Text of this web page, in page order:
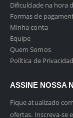
Dificuldade na hora
Formas de
Minha conta
Equipe
Quem Somos
Política de
ASSINE NOSSA
Fique atualizado
ofertas. Inscreva-se